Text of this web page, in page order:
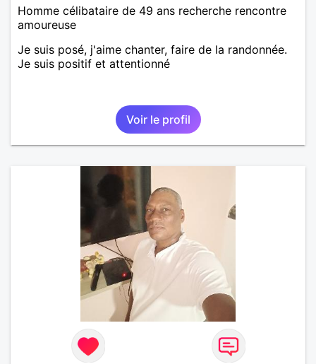
Homme célibataire de 49 ans recherche rencontre
amoureuse
Je suis posé, j'aime chanter, faire de la randonnée.
Je suis positif et attentionné
Voir le profil